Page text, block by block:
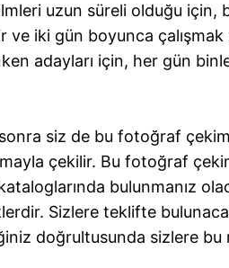
uzun süreli olduğu
ve iki gün boyunca
adayları için, her gün
siz de bu fotoğraf
çekilir. Bu fotoğraf
bulunmanız
Sizlere teklifte
doğrultusunda sizlere